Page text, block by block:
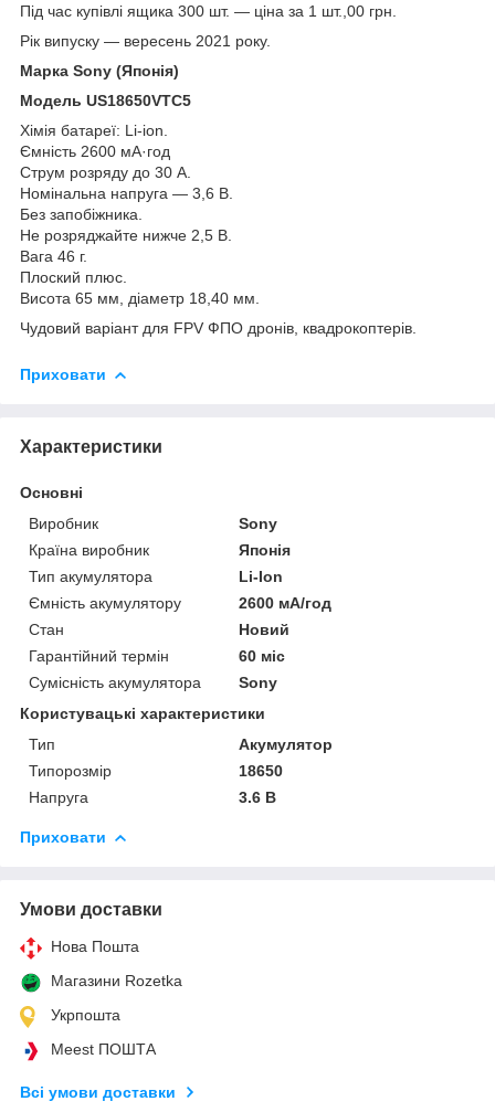
Під час купівлі ящика 300 шт. — ціна за 1 шт.,00 грн.
Рік випуску — вересень 2021 року.
Марка Sony (Японія)
Модель US18650VTC5
Хімія батареї: Li-ion.
Ємність 2600 мА·год
Струм розряду до 30 А.
Номінальна напруга — 3,6 В.
Без запобіжника.
Не розряджайте нижче 2,5 В.
Вага 46 г.
Плоский плюс.
Висота 65 мм, діаметр 18,40 мм.
Чудовий варіант для FPV ФПО дронів, квадрокоптерів.
Приховати
Характеристики
Основні
Виробник
Sony
Країна виробник
Японія
Тип акумулятора
Li-Ion
Ємність акумулятору
2600 мА/год
Стан
Новий
Гарантійний термін
60 міс
Сумісність акумулятора
Sony
Користувацькі характеристики
Тип
Акумулятор
Типорозмір
18650
Напруга
3.6 В
Приховати
Умови доставки
Нова Пошта
Магазини Rozetka
Укрпошта
Meest ПОШТА
Всі умови доставки